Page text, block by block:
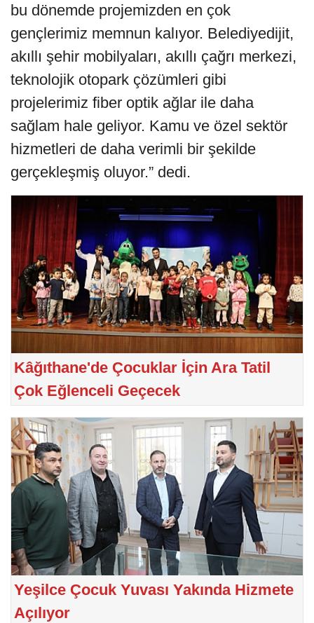
bu dönemde projemizden en çok
gençlerimiz memnun kalıyor. Belediyedijit,
akıllı şehir mobilyaları, akıllı çağrı merkezi,
teknolojik otopark çözümleri gibi
projelerimiz fiber optik ağlar ile daha
sağlam hale geliyor. Kamu ve özel sektör
hizmetleri de daha verimli bir şekilde
gerçekleşmiş oluyor.” dedi.
Kâğıthane'de Çocuklar İçin Ara Tatil
Çok Eğlenceli Geçecek
Yeşilce Çocuk Yuvası Yakında Hizmete
Açılıyor